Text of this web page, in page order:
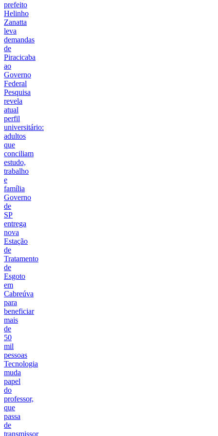
prefeito
Helinho
Zanatta
leva
demandas
de
Piracicaba
ao
Governo
Federal
Pesquisa
revela
atual
perfil
universitário:
adultos
que
conciliam
estudo,
trabalho
e
família
Governo
de
SP
entrega
nova
Estação
de
Tratamento
de
Esgoto
em
Cabreúva
para
beneficiar
mais
de
50
mil
pessoas
Tecnologia
muda
papel
do
professor,
que
passa
de
transmissor